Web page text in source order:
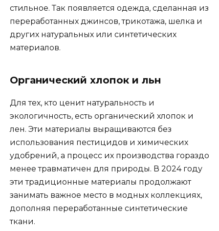
стильное. Так появляется одежда, сделанная из
переработанных джинсов, трикотажа, шелка и
других натуральных или синтетических
материалов.
Органический хлопок и льн
Для тех, кто ценит натуральность и
экологичность, есть органический хлопок и
лен. Эти материалы выращиваются без
использования пестицидов и химических
удобрений, а процесс их производства гораздо
менее травматичен для природы. В 2024 году
эти традиционные материалы продолжают
занимать важное место в модных коллекциях,
дополняя переработанные синтетические
ткани.